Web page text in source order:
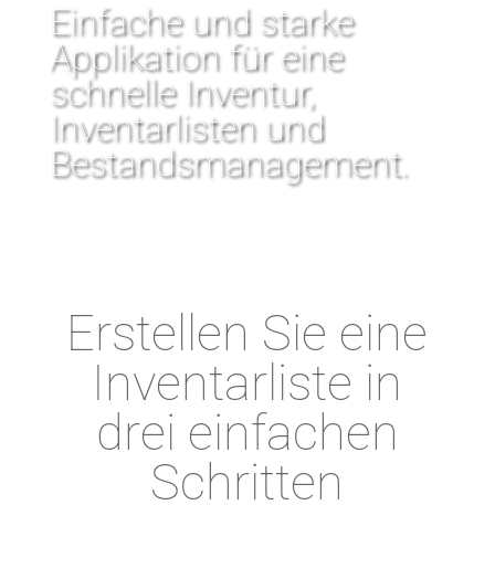
Einfache und starke
Applikation für eine
schnelle Inventur,
Inventarlisten und
Bestandsmanagement.
Erstellen Sie eine
Inventarliste in
drei einfachen
Schritten